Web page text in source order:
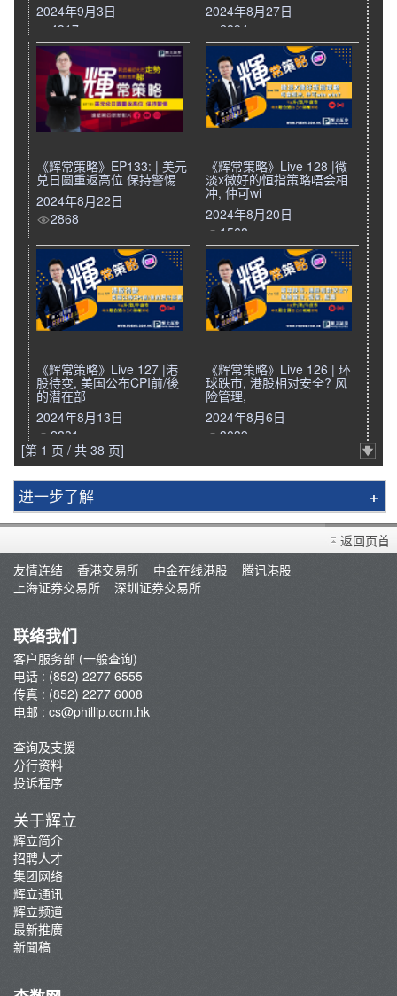
2024年9月3日
4317
2024年8月27日
2894
《辉常策略》EP133: | 美元
兑日圆重返高位 保持警惕
2024年8月22日
2868
《辉常策略》Live 128 |微
淡x微好的恒指策略唔会相
冲, 仲可wi
2024年8月20日
1568
《辉常策略》Live 127 |港
股待变, 美国公布CPI前/後
的潜在部
2024年8月13日
2881
《辉常策略》Live 126 | 环
球跌市, 港股相对安全? 风
险管理,
2024年8月6日
3039
[第 1 页 / 共 38 页]
进一步了解
辉立简介
分行资料
招聘人才
辉立通讯
新聞稿
返回页首
友情连结
香港交易所 中金在线港股
腾讯港股
上海证券交易所
深圳证券交易所
联络我们
客户服务部 (一般查询)
电话 : (852) 2277 6555
传真 : (852) 2277 6008
电邮 : cs@phillip.com.hk
查询及支援
分行资料
投诉程序
关于辉立
辉立简介
招聘人才
集团网络
辉立通讯
辉立频道
最新推廣
新聞稿